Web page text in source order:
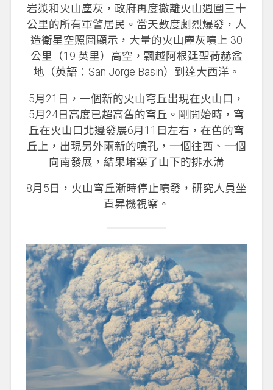
岩漿和火山塵灰，政府再度撤離火山週圍三十
公里的所有軍警居民。當天數度劇烈爆發，人
造衛星空照圖顯示，大量的火山塵灰噴上 30
公里（19 英里）高空，飄越阿根廷聖荷赫盆
地（英語：San Jorge Basin）到達大西洋。
5月21日，一個新的火山穹丘出現在火山口，
5月24日高度已超高舊的穹丘。剛開始時，穹
丘在火山口北邊發展6月11日左右，在舊的穹
丘上，出現另外兩新的噴孔，一個往西、一個
向南發展，結果堵塞了山下的排水溝
8月5日，火山穹丘漸時停止噴發，研究人員坐
直昇機視察。